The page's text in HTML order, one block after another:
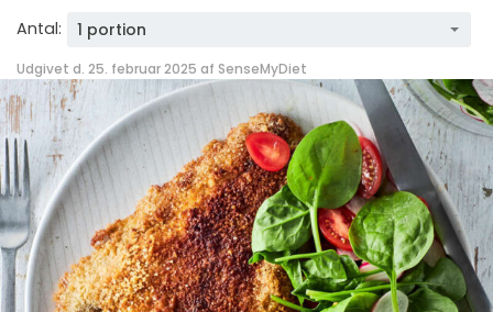
Antal:
1 portion
Udgivet d. 25. februar 2025 af SenseMyDiet